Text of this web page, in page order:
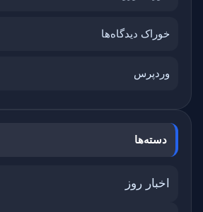
خوراک دیدگاه‌ها
وردپرس
دسته‌ها
اخبار روز